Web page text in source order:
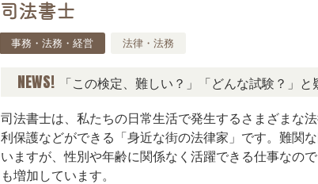
司法書士
事務・法務・経営 法律・法務
「この検定、難しい？」「どんな試験？」と疑問
司法書士は、私たちの日常生活で発生するさまざまな
利保護などができる「身近な街の法律家」です。難関
いますが、性別や年齢に関係なく活躍できる仕事なの
も増加しています。